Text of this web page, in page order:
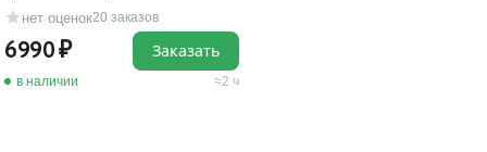
нет оценок20 заказов
6990
в наличии 2 ч
Заказать